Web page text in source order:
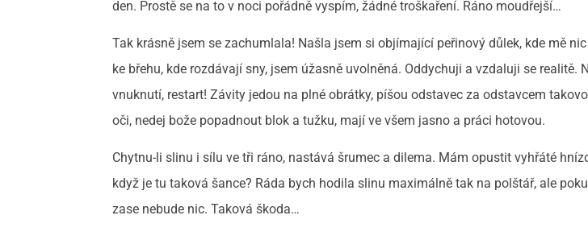
den. Prostě se na to v noci pořádně vyspím, žádné troškaření. Ráno moudřejší…
Tak krásně jsem se zachumlala! Našla jsem si objímající peřinový důlek, kde mě
ke břehu, kde rozdávají sny, jsem úžasně uvolněná. Oddychuji a vzdaluji se realitě.
vnuknutí, restart! Závity jedou na plné obrátky, píšou odstavec za odstavcem
oči, nedej bože popadnout blok a tužku, mají ve všem jasno a práci hotovou.
Chytnu-li slinu i sílu ve tři ráno, nastává šrumec a dilema. Mám opustit vyhřáté
když je tu taková šance? Ráda bych hodila slinu maximálně tak na polštář, ale
zase nebude nic. Taková škoda…